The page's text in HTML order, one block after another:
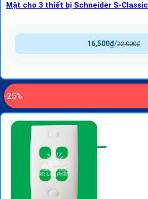
Mặt cho 3 thiết bị Schneider S-Classic
22,000₫
/
16,500₫
-25%